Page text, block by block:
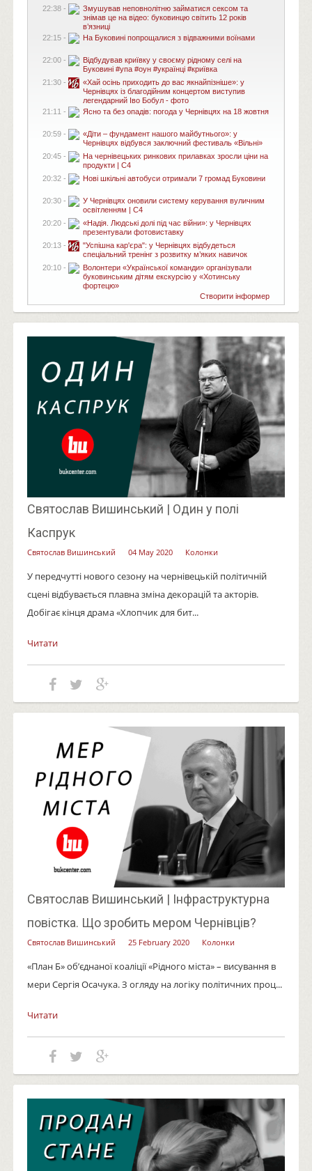
22:38 -
Змушував неповнолітню займатися сексом та
знімав це на відео: буковинцю світить 12 років
в’язниці
22:15 -
На Буковині попрощалися з відважними воїнами
22:00 -
Відбудував криївку у своєму рідному селі на
Буковині #упа #оун #українці #криївка
21:30 -
«Хай осінь приходить до вас якнайпізніше»: у
Чернівцях із благодійним концертом виступив
легендарний Іво Бобул - фото
21:11 -
Ясно та без опадів: погода у Чернівцях на 18 жовтня
20:59 -
«Діти – фундамент нашого майбутнього»: у
Чернівцях відбувся заключний фестиваль «Вільні»
20:45 -
На чернівецьких ринкових прилавках зросли ціни на
продукти | C4
20:32 -
Нові шкільні автобуси отримали 7 громад Буковини
20:30 -
У Чернівцях оновили систему керування вуличним
освітленням | C4
20:20 -
«Надія. Людські долі під час війни»: у Чернівцях
презентували фотовиставку
20:13 -
"Успішна кар'єра": у Чернівцях відбудеться
спеціальний тренінг з розвитку м’яких навичок
20:10 -
Волонтери «Української команди» організували
буковинським дітям екскурсію у «Хотинську
фортецю»
Створити інформер
Святослав Вишинський | Один у полі
Каспрук
Святослав Вишинський 04 May 2020 Колонки
У передчутті нового сезону на чернівецькій політичній
сцені відбувається плавна зміна декорацій та акторів.
Добігає кінця драма «Хлопчик для бит...
Читати
Святослав Вишинський | Інфраструктурна
повістка. Що зробить мером Чернівців?
Святослав Вишинський 25 February 2020 Колонки
«План Б» об’єднаної коаліції «Рідного міста» – висування в
мери Сергія Осачука. З огляду на логіку політичних проц...
Читати